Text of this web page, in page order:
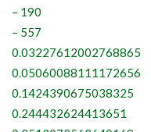
– 190
– 557
0.03227612002768865
0.05060088111172656
0.1424390675038325
0.244432624413651